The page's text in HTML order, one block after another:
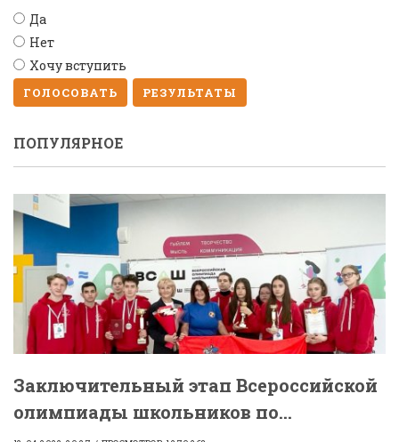
Да
Нет
Хочу вступить
ГОЛОСОВАТЬ РЕЗУЛЬТАТЫ
ПОПУЛЯРНОЕ
Заключительный этап Всероссийской
олимпиады школьников по...